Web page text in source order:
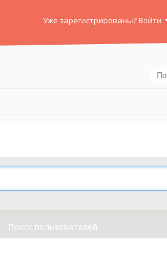
Уже зарегистрированы? Войти
Поиск пользователей